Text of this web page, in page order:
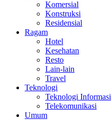
Komersial
Konstruksi
Residensial
Ragam
Hotel
Kesehatan
Resto
Lain-lain
Travel
Teknologi
Teknologi Informasi
Telekomunikasi
Umum